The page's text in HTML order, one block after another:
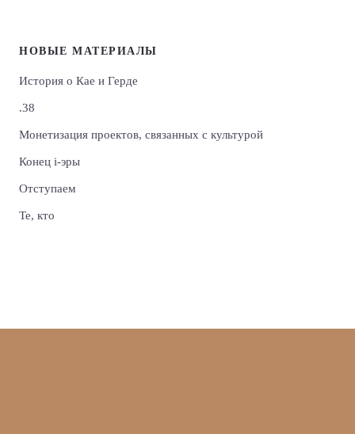
НОВЫЕ МАТЕРИАЛЫ
История о Кае и Герде
.38
Монетизация проектов, связанных с культурой
Конец i-эры
Отступаем
Те, кто